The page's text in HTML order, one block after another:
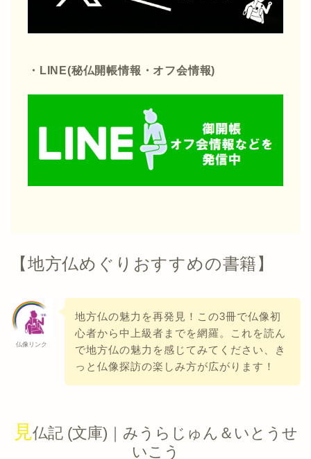
・LINE(秘仏開帳情報・オフ会情報)
【地方仏めぐりおすすめの書籍】
仏像リンク
地方仏の魅力を再発見！この3冊で仏像初
心者から中上級者までを網羅。これを読ん
で地方仏の魅力を感じてみてください、き
っと仏像探訪の楽しみ方が広がります！
見仏記 (文庫)｜みうらじゅん＆いとうせ
いこう